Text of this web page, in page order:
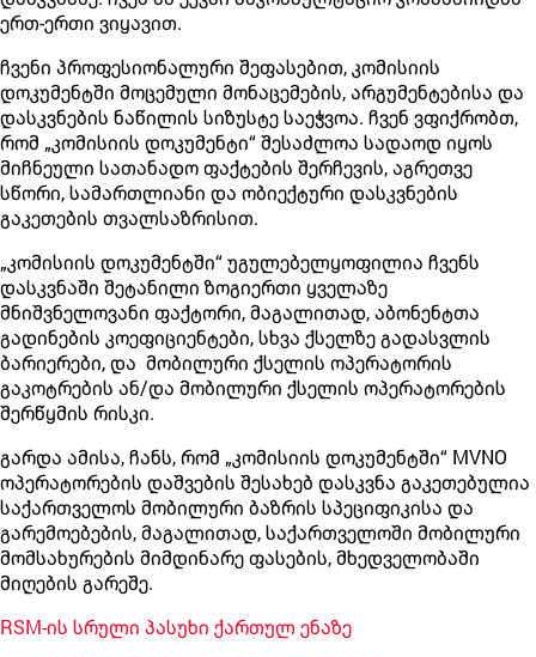
ერთ-ერთი ვიყავით.
ჩვენი პროფესიონალური შეფასებით, კომისიის
დოკუმენტში მოცემული მონაცემების, არგუმენტებისა და
დასკვნების ნაწილის სიზუსტე საეჭვოა. ჩვენ ვფიქრობთ,
რომ „კომისიის დოკუმენტი“ შესაძლოა სადაოდ იყოს
მიჩნეული სათანადო ფაქტების შერჩევის, აგრეთვე
სწორი, სამართლიანი და ობიექტური დასკვნების
გაკეთების თვალსაზრისით.
„კომისიის დოკუმენტში“ უგულებელყოფილია ჩვენს
დასკვნაში შეტანილი ზოგიერთი ყველაზე
მნიშვნელოვანი ფაქტორი, მაგალითად, აბონენტთა
გადინების კოეფიციენტები, სხვა ქსელზე გადასვლის
ბარიერები, და მობილური ქსელის ოპერატორის
გაკოტრების ან/და მობილური ქსელის ოპერატორების
შერწყმის რისკი.
გარდა ამისა, ჩანს, რომ „კომისიის დოკუმენტში“ MVNO
ოპერატორების დაშვების შესახებ დასკვნა გაკეთებულია
საქართველოს მობილური ბაზრის სპეციფიკისა და
გარემოებების, მაგალითად, საქართველოში მობილური
მომსახურების მიმდინარე ფასების, მხედველობაში
მიღების გარეშე.
RSM-ის სრული პასუხი ქართულ ენაზე